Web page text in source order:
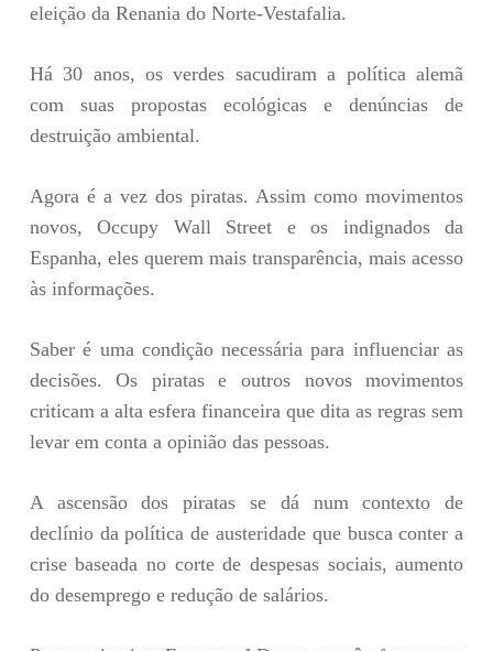
eleição da Renania do Norte-Vestafalia.
Há 30 anos, os verdes sacudiram a política alemã
com suas propostas ecológicas e denúncias de
destruição ambiental.
Agora é a vez dos piratas. Assim como movimentos
novos, Occupy Wall Street e os indignados da
Espanha, eles querem mais transparência, mais acesso
às informações.
Saber é uma condição necessária para influenciar as
decisões. Os piratas e outros novos movimentos
criticam a alta esfera financeira que dita as regras sem
levar em conta a opinião das pessoas.
A ascensão dos piratas se dá num contexto de
declínio da política de austeridade que busca conter a
crise baseada no corte de despesas sociais, aumento
do desemprego e redução de salários.